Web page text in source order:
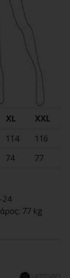
XL
XXL
114
116
74 77
77 kg